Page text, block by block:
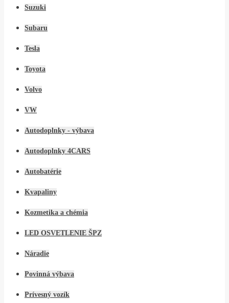
Suzuki
Subaru
Tesla
Toyota
Volvo
VW
Autodoplnky - výbava
Autodoplnky 4CARS
Autobatérie
Kvapaliny
Kozmetika a chémia
LED OSVETLENIE ŠPZ
Náradie
Povinná výbava
Prívesný vozík